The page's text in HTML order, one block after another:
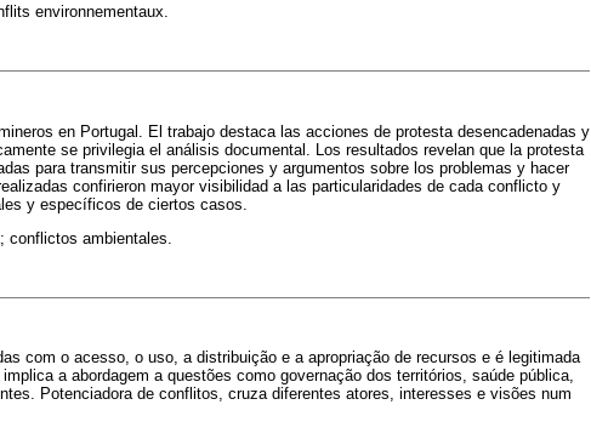
environnementaux.
en Portugal. El trabajo destaca las acciones de protesta desencadenadas y
se privilegia el análisis documental. Los resultados revelan que la protesta
para transmitir sus percepciones y argumentos sobre los problemas y hacer
confirieron mayor visibilidad a las particularidades de cada conflicto y
y específicos de ciertos casos.
conflictos ambientales.
com o acesso, o uso, a distribuição e a apropriação de recursos e é legitimada
a abordagem a questões como governação dos territórios, saúde pública,
Potenciadora de conflitos, cruza diferentes atores, interesses e visões num